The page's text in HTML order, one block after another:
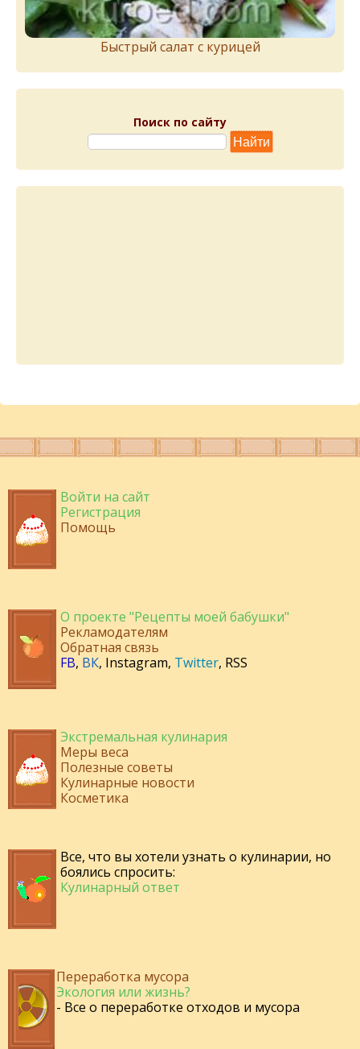
Быстрый салат с курицей
Поиск по сайту
Войти на сайт
Регистрация
Помощь
О проекте "Рецепты моей бабушки"
Рекламодателям
Обратная связь
FB, ВК, Instagram, Twitter, RSS
Экстремальная кулинария
Меры веса
Полезные советы
Кулинарные новости
Косметика
Все, что вы хотели узнать о кулинарии, но
боялись спросить:
Кулинарный ответ
Переработка мусора
Экология или жизнь?
- Все о переработке отходов и мусора